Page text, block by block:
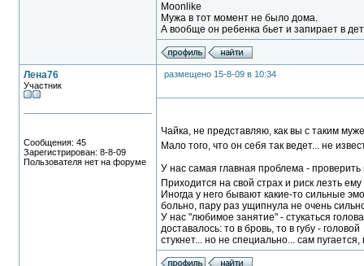
Moonlike
Мужа в тот момент не было дома.
А вообще он ребенка бьет и запирает в
Лена76
Участник
Сообщения: 45
Зарегистрирован: 8-8-09
Пользователя нет на форуме
размещено 15-8-09 в 10:34
Чайка, не представляю, как вы с таким
Мало того, что он себя так ведет... не
У нас самая главная проблема -
Приходится на свой страх и риск лезть
Иногда у него бывают какие-то сильные
больно, пару раз ущипнула не очень
У нас "любимое занятие" - стукаться
доставалось: то в бровь, то в губу - головой
стукнет... но не специально... сам